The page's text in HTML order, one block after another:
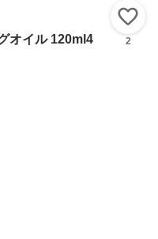
オイル 120ml4
2